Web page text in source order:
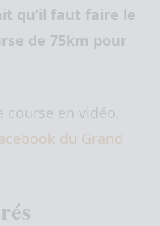
qu’il faut faire le
de 75km pour
course en vidéo,
du Grand